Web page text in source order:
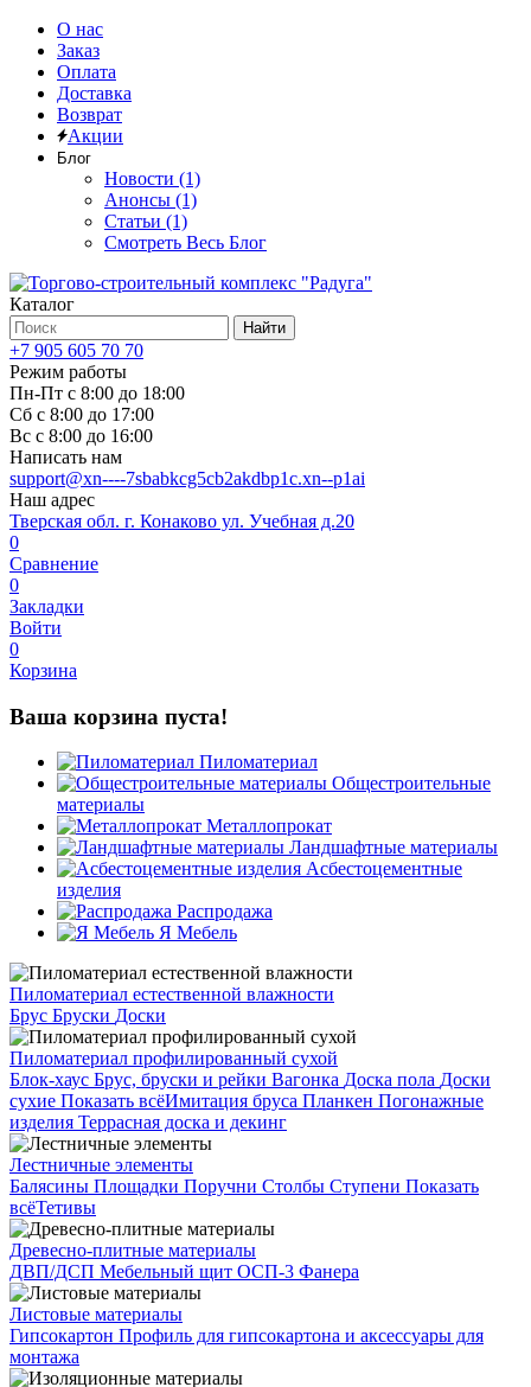
О нас
Заказ
Оплата
Доставка
Возврат
Акции
Блог
Новости (1)
Анонсы (1)
Статьи (1)
Смотреть Весь Блог
Каталог
Найти
+7 905 605 70 70
Режим работы
Пн-Пт с 8:00 до 18:00
Сб с 8:00 до 17:00
Вс с 8:00 до 16:00
Написать нам
support@xn----7sbabkcg5cb2akdbp1c.xn--p1ai
Наш адрес
Тверская обл. г. Конаково ул. Учебная д.20
0
Сравнение
0
Закладки
Войти
0
Корзина
Ваша корзина пуста!
Пиломатериал
Общестроительные
материалы
Металлопрокат
Ландшафтные материалы
Асбестоцементные
изделия
Распродажа
Я Мебель
Пиломатериал естественной влажности
Брус Бруски Доски
Пиломатериал профилированный сухой
Блок-хаус Брус, бруски и рейки Вагонка Доска пола Доски
сухие Показать всёИмитация бруса Планкен Погонажные
изделия Террасная доска и декинг
Лестничные элементы
Балясины Площадки Поручни Столбы Ступени Показать
всёТетивы
Древесно-плитные материалы
ДВП/ДСП Мебельный щит ОСП-3 Фанера
Листовые материалы
Гипсокартон Профиль для гипсокартона и аксессуары для
монтажа